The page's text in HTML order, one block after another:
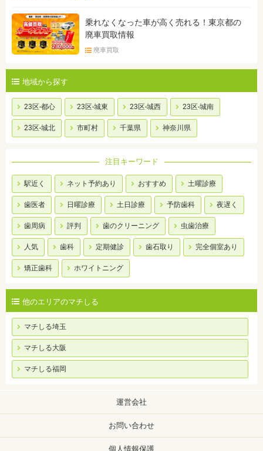
乗れなくなった車が高く売れる！東京都の
廃車買取情報
廃車買取
地域から探す
23区-都心 23区-城東 23区-城西 23区-城南
23区-城北 市町村 千葉県 神奈川県
注目キーワード
駅近く ネット予約あり おすすめ 土曜診療
歯医者 日曜診療 土日診療 予防歯科 夜遅く
歯周病 評判 歯のクリーニング 虫歯治療
人気 歯科 定期健診 歯石取り 完全個室あり
矯正歯科 ホワイトニング
他のエリアのマチしる
マチしる埼玉
マチしる大阪
マチしる福岡
運営会社
お問い合わせ
個人情報保護